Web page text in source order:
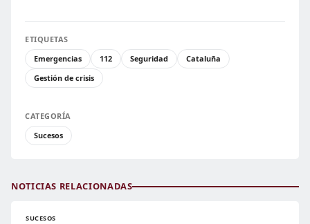
ETIQUETAS
Emergencias
112 Seguridad
Cataluña
Gestión de crisis
CATEGORÍA
Sucesos
NOTICIAS RELACIONADAS
SUCESOS